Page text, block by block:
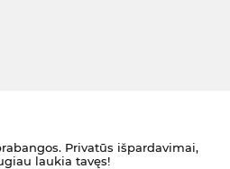
Privatūs išpardavimai,
laukia tavęs!